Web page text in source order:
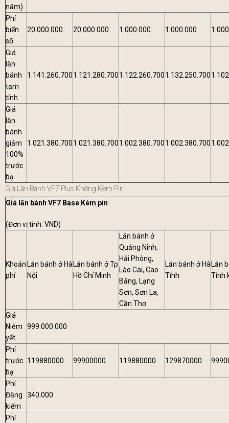
năm)
Phí
biển
số
20.000.000 20.000.000 1.000.000 1.000.000
Giá
lăn
bánh
tạm
tính
1.141.260.7001.121.280.7001.122.260.7001.132.250.700
Giá
lăn
bánh
giảm
100%
trước
bạ
1.021.380.7001.021.380.7001.002.380.7001.002.380.700
Giá Lăn Bánh VF7 Plus Không Kèm Pin
Giá lăn bánh VF7 Base Kèm pin
(Đơn vị tính: VND)
Khoản
phí
Lăn bánh ở Hà
Nội
Lăn bánh ở Tp
Hồ Chí Minh
Lăn bánh ở
Quảng Ninh,
Hải Phòng,
Lào Cai, Cao
Bằng, Lạng
Sơn, Sơn La,
Cần Thơ
Lăn bánh ở Hà
Tĩnh
Lăn
Tỉnh
Giá
Niêm
yết
999.000.000
Phí
trước
bạ
119880000 99900000 119880000 129870000
Phí
Đăng
kiểm
340.000
Phí